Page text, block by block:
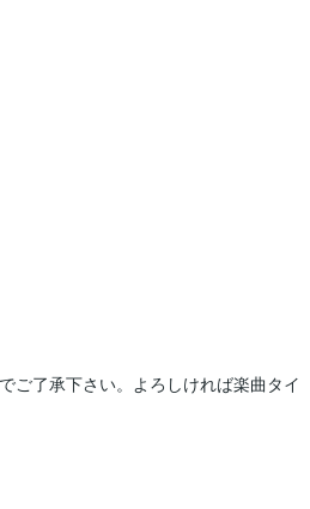
ご了承下さい。よろしければ楽曲タイ